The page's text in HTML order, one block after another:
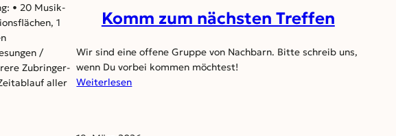
• 20 Musik-
1
/
Zubringer-
aller
Komm zum nächsten Treffen
Wir sind eine offene Gruppe von Nachbarn. Bitte schreib uns,
wenn Du vorbei kommen möchtest!
Weiterlesen: